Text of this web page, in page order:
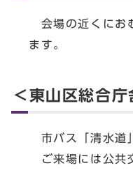
会場の近くにお
ます。
＜東山区総合庁
市バス「清水道
ご来場には公共